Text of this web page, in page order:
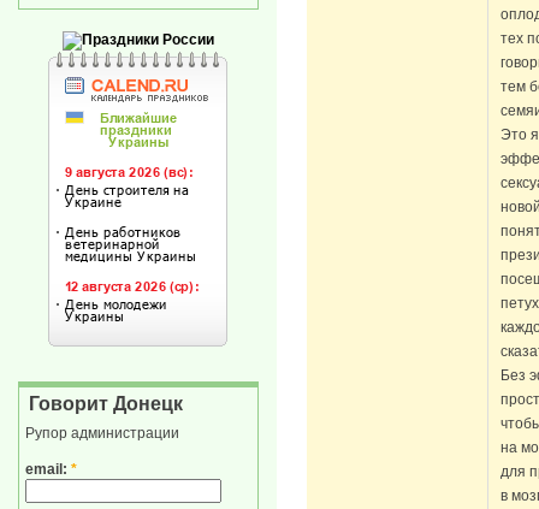
тех
тем
Это
Без
на
для
в
Говорит Донецк
Рупор администрации
email: *